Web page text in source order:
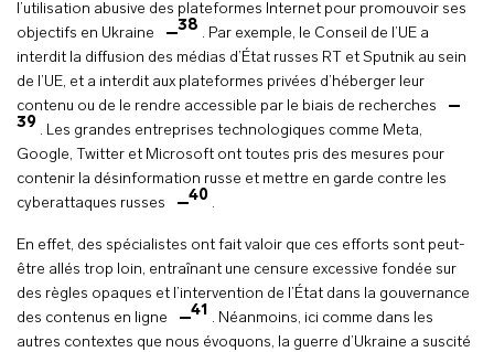
l’utilisation abusive des plateformes Internet pour promouvoir ses
objectifs en Ukraine
38 . Par exemple, le Conseil de l’UE a
interdit la diffusion des médias d’État russes RT et Sputnik au sein
de l’UE, et a interdit aux plateformes privées d’héberger leur
contenu ou de le rendre accessible par le biais de recherches
39 . Les grandes entreprises technologiques comme Meta,
Google, Twitter et Microsoft ont toutes pris des mesures pour
contenir la désinformation russe et mettre en garde contre les
cyberattaques russes
40 .
En effet, des spécialistes ont fait valoir que ces efforts sont peut-
être allés trop loin, entraînant une censure excessive fondée sur
des règles opaques et l’intervention de l’État dans la gouvernance
des contenus en ligne
41 . Néanmoins, ici comme dans les
autres contextes que nous évoquons, la guerre d’Ukraine a suscité